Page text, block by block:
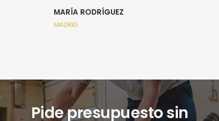
MARÍA RODRÍGUEZ
MADRID
Pide presupuesto sin